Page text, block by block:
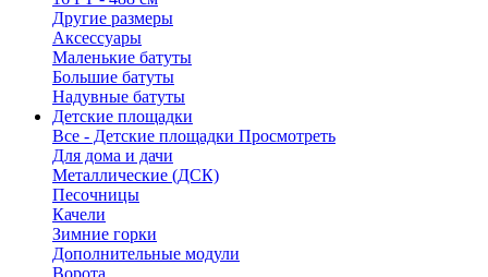
Другие размеры
Аксессуары
Маленькие батуты
Большие батуты
Надувные батуты
Детские площадки
Все - Детские площадки Просмотреть
Для дома и дачи
Металлические (ДСК)
Песочницы
Качели
Зимние горки
Дополнительные модули
Ворота